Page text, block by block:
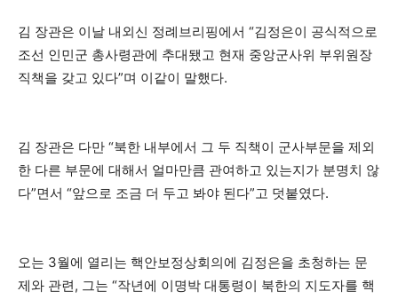
김 장관은 이날 내외신 정례브리핑에서 “김정은이 공식적으로
조선 인민군 총사령관에 추대됐고 현재 중앙군사위 부위원장
직책을 갖고 있다”며 이같이 말했다.
김 장관은 다만 “북한 내부에서 그 두 직책이 군사부문을 제외
한 다른 부문에 대해서 얼마만큼 관여하고 있는지가 분명치 않
다”면서 “앞으로 조금 더 두고 봐야 된다”고 덧붙였다.
오는 3월에 열리는 핵안보정상회의에 김정은을 초청하는 문
제와 관련, 그는 “작년에 이명박 대통령이 북한의 지도자를 핵